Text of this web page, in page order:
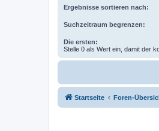
Ergebnisse sortieren nach:
Suchzeitraum begrenzen:
Die ersten:
Stelle 0 als Wert ein, damit der
Startseite Foren-